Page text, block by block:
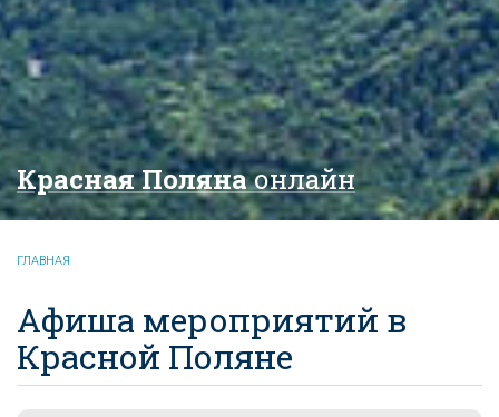
Красная Полянаонлайн
ГЛАВНАЯ
Афиша мероприятий в
Красной Поляне